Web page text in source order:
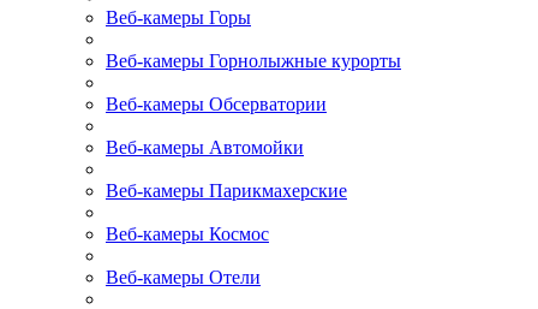
Веб-камеры Горы
Веб-камеры Горнолыжные курорты
Веб-камеры Обсерватории
Веб-камеры Автомойки
Веб-камеры Парикмахерские
Веб-камеры Космос
Веб-камеры Отели